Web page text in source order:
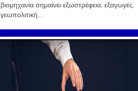
βιομηχανία σημαίνει εξωστρέφεια, εξαγωγές,
γεωπολιτική...